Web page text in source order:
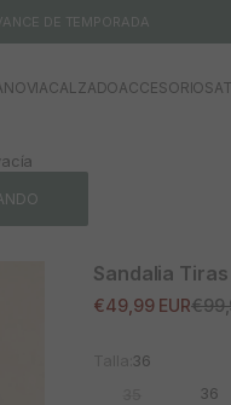
DE TEMPORADA
NOVIACALZADOACCESORIOS
Sandalia Tiras
Precio de oferta
€49,99 EUR
36
36